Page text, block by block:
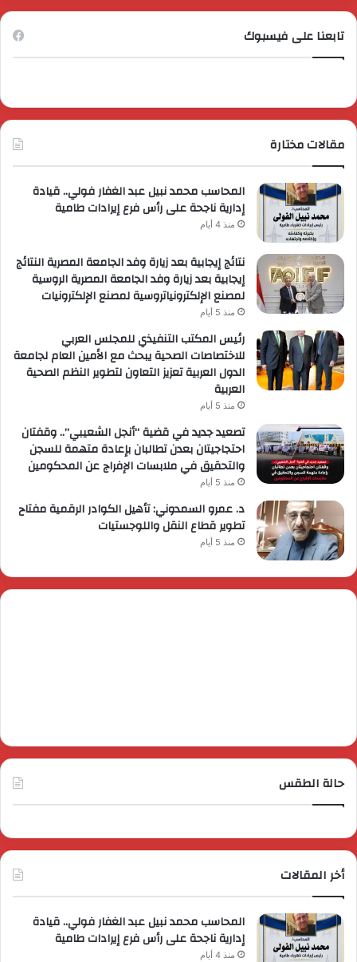
تابعنا على فيسبوك
مقالات مختارة
المحاسب محمد نبيل عبد الغفار فولي.. قيادة
إدارية ناجحة على رأس فرع إيرادات طامية
منذ 4 أيام
نتائج إيجابية بعد زيارة وفد الجامعة المصرية النتائج
إيجابية بعد زيارة وفد الجامعة المصرية الروسية
لمصنع الإلكترونياتروسية لمصنع الإلكترونيات
منذ 5 أيام
رئيس المكتب التنفيذي للمجلس العربي
للاختصاصات الصحية يبحث مع الأمين العام لجامعة
الدول العربية تعزيز التعاون لتطوير النظم الصحية
العربية
منذ 5 أيام
تصعيد جديد في قضية “أنجل الشعيبي”.. وقفتان
احتجاجيتان بعدن تطالبان بإعادة متهمة للسجن
والتحقيق في ملابسات الإفراج عن المحكومين
منذ 5 أيام
د. عمرو السمدوني: تأهيل الكوادر الرقمية مفتاح
تطوير قطاع النقل واللوجستيات
منذ 5 أيام
حالة الطقس
أخر المقالات
المحاسب محمد نبيل عبد الغفار فولي.. قيادة
إدارية ناجحة على رأس فرع إيرادات طامية
منذ 4 أيام